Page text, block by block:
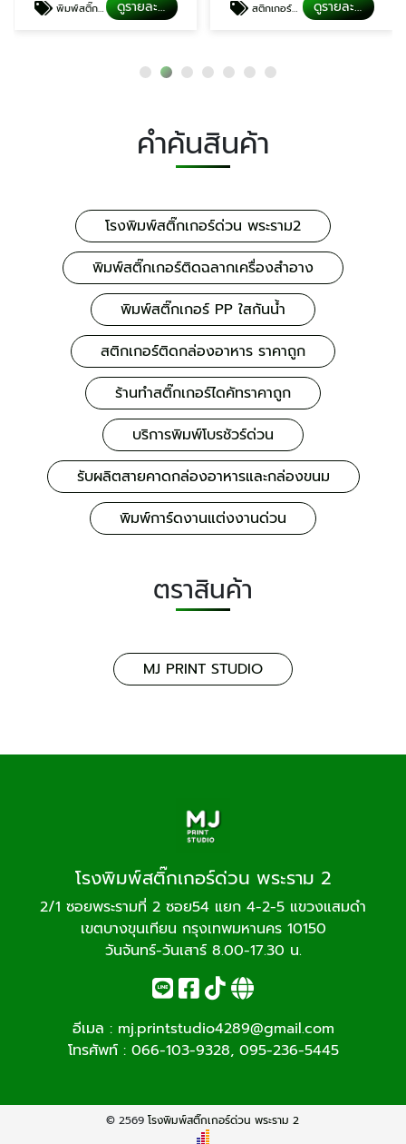
พิมพ์สติ๊กเกอร์ PP ใสกันน้ำ ดูรายละเอียด สติกเกอร์ติดกล่องอาหาร ราคาถูก ดูรายละเอียด
คำค้นสินค้า
โรงพิมพ์สติ๊กเกอร์ด่วน พระราม2
พิมพ์สติ๊กเกอร์ติดฉลากเครื่องสำอาง
พิมพ์สติ๊กเกอร์ PP ใสกันน้ำ
สติกเกอร์ติดกล่องอาหาร ราคาถูก
ร้านทำสติ๊กเกอร์ไดคัทราคาถูก
บริการพิมพ์โบรชัวร์ด่วน
รับผลิตสายคาดกล่องอาหารและกล่องขนม
พิมพ์การ์ดงานแต่งงานด่วน
ตราสินค้า
MJ PRINT STUDIO
โรงพิมพ์สติ๊กเกอร์ด่วน พระราม 2
2/1 ซอยพระรามที่ 2 ซอย54 แยก 4-2-5 แขวงแสมดำ
เขตบางขุนเทียน กรุงเทพมหานคร 10150
วันจันทร์-วันเสาร์ 8.00-17.30 น.
อีเมล : mj.printstudio4289@gmail.com
โทรศัพท์ : 066-103-9328, 095-236-5445
© 2569โรงพิมพ์สติ๊กเกอร์ด่วน พระราม 2